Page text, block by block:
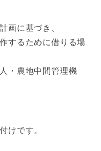
画に基づき、
するために借りる場
・農地中間管理機
けです。